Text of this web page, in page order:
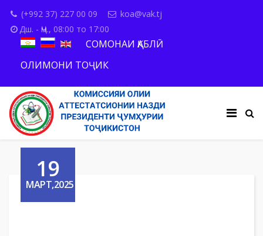
(+992 37) 227 00 09
koa@vak.tj
Дш. - Ҷм., 08:00 то 17:00
СОМОНАИ ҚАБЛӢ
ОЛИМОНИ ТОҶИК
19
МАРТ,2025